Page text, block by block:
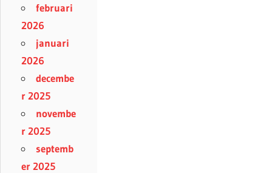
februari
2026
januari
2026
decembe
r 2025
novembe
r 2025
septemb
er 2025